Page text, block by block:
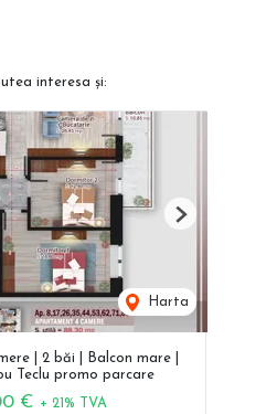
interesa și:
Harta
Next
| 2 băi | Balcon mare |
Teclu promo parcare
€ + 21% TVA